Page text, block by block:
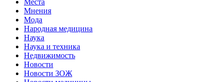
Мнения
Мода
Народная медицина
Наука
Наука и техника
Недвижимость
Новости
Новости ЗОЖ